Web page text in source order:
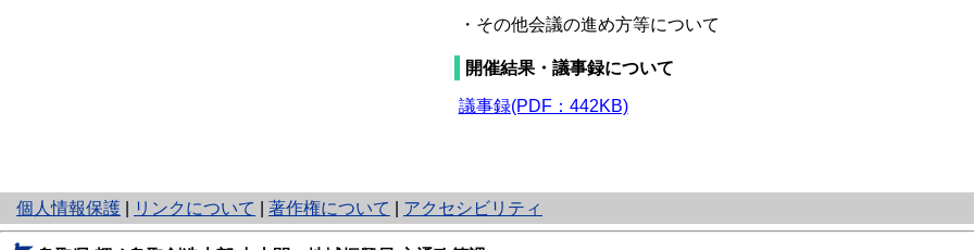
・その他会議の進め方等について
開催結果・議事録について
議事録(PDF：442KB)
個人情報保護
と
り
リンクについて 著作権について アクセシビリティ